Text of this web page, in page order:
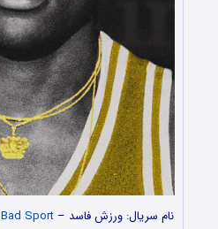
نام سریال: ورزش فاسد –Bad Sport